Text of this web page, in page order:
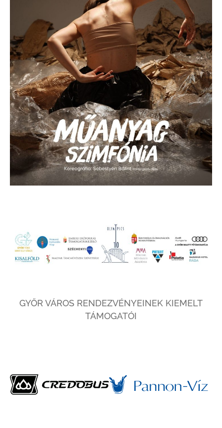
GYŐR VÁROS RENDEZVÉNYEINEK KIEMELT
TÁMOGATÓI